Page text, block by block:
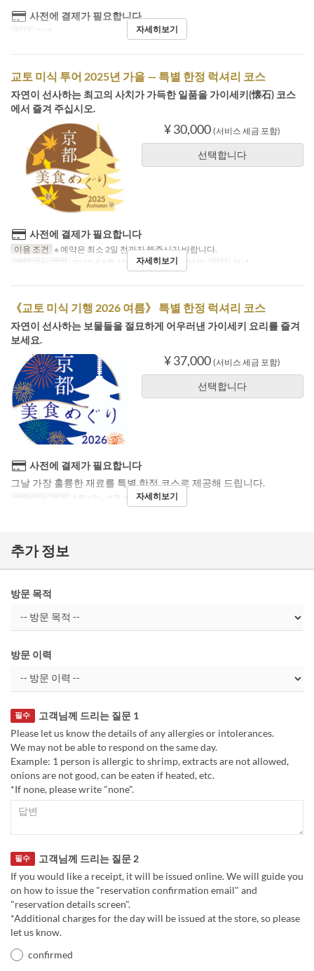
사전에 결제가 필요합니다
식사 저녁 자세히보기
교토 미식 투어 2025년 가을 — 특별 한정 럭셔리 코스
자연이 선사하는 최고의 사치가 가득한 일품을 가이세키(懐石) 코스
에서 즐겨 주십시오.
¥ 30,000 (서비스 세금 포함)
선택합니다
사전에 결제가 필요합니다
이용 조건 ※ 예약은 최소 2일 전까지 해주시기 바랍니다.
예약 가능 기간
2025년 9월 1일 ~ 2025년 10월 31일 식사 저녁
자세히보기
《교토 미식 기행 2026 여름》 특별 한정 럭셔리 코스
자연이 선사하는 보물들을 절묘하게 어우러낸 가이세키 요리를 즐겨
보세요.
¥ 37,000 (서비스 세금 포함)
선택합니다
사전에 결제가 필요합니다
그날 가장 훌륭한 재료를 특별 한정 코스로 제공해 드립니다.
예약 가능 기간 8월 1일 ~ 9월 30일 식사 저녁
자세히보기
추가 정보
방문 목적
방문 이력
고객님께 드리는 질문 1
필수
Please let us know the details of any allergies or intolerances.
We may not be able to respond on the same day.
Example: 1 person is allergic to shrimp, extracts are not allowed,
onions are not good, can be eaten if heated, etc.
*If none, please write "none".
고객님께 드리는 질문 2
필수
If you would like a receipt, it will be issued online. We will guide you
on how to issue the "reservation confirmation email" and
"reservation details screen".
*Additional charges for the day will be issued at the store, so please
let us know.
confirmed